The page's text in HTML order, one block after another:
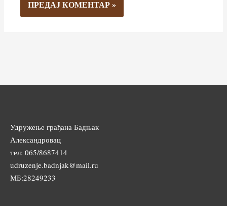
Удружење грађана Бадњак
Александровац
тел: 065/8687414
udruzenje.badnjak@mail.ru
МБ:28249233